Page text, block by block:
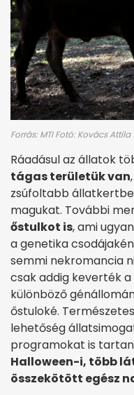
Forrás: MTI Fotó: Kovács Attila
Ráadásul az állatok
tágas területük van
zsúfoltabb
magukat. További
őstulkot is, ami
a genetika
semmi nekromancia
csak addig keverték
különböző
őstuloké.
lehetőség
programokat is
Halloween-i, több
összekötött egész